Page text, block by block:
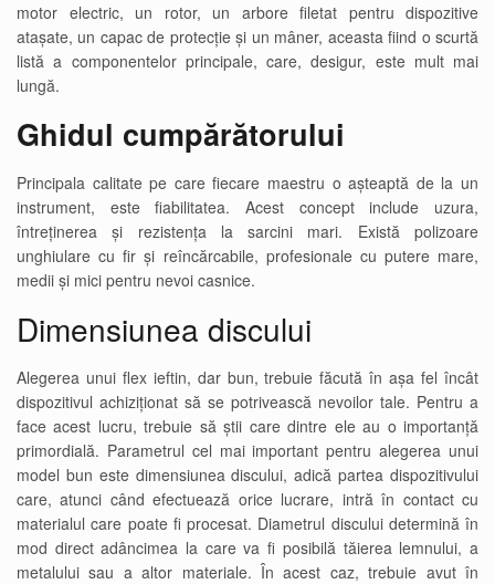
motor electric, un rotor, un arbore filetat pentru dispozitive
atașate, un capac de protecție și un mâner, aceasta fiind o scurtă
listă a componentelor principale, care, desigur, este mult mai
lungă.
Ghidul cumpărătorului
Principala calitate pe care fiecare maestru o așteaptă de la un
instrument, este fiabilitatea. Acest concept include uzura,
întreținerea și rezistența la sarcini mari. Există polizoare
unghiulare cu fir și reîncărcabile, profesionale cu putere mare,
medii și mici pentru nevoi casnice.
Dimensiunea discului
Alegerea unui flex ieftin, dar bun, trebuie făcută în așa fel încât
dispozitivul achiziționat să se potrivească nevoilor tale. Pentru a
face acest lucru, trebuie să știi care dintre ele au o importanță
primordială. Parametrul cel mai important pentru alegerea unui
model bun este dimensiunea discului, adică partea dispozitivului
care, atunci când efectuează orice lucrare, intră în contact cu
materialul care poate fi procesat. Diametrul discului determină în
mod direct adâncimea la care va fi posibilă tăierea lemnului, a
metalului sau a altor materiale. În acest caz, trebuie avut în